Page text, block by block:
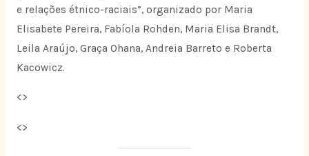
e relações étnico-raciais”, organizado por Maria
Elisabete Pereira, Fabíola Rohden, Maria Elisa Brandt,
Leila Araújo, Graça Ohana, Andreia Barreto e Roberta
Kacowicz.
<>
<>